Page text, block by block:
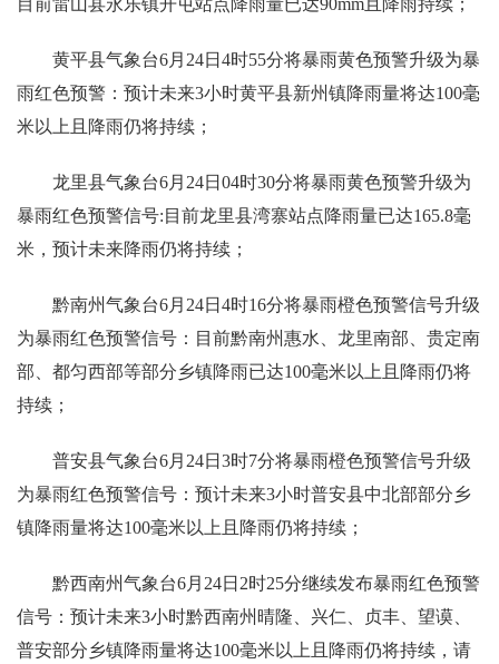
目前雷山县永乐镇开屯站点降雨量已达90mm且降雨持续；
黄平县气象台6月24日4时55分将暴雨黄色预警升级为暴
雨红色预警：预计未来3小时黄平县新州镇降雨量将达100毫
米以上且降雨仍将持续；
龙里县气象台6月24日04时30分将暴雨黄色预警升级为
暴雨红色预警信号:目前龙里县湾寨站点降雨量已达165.8毫
米，预计未来降雨仍将持续；
黔南州气象台6月24日4时16分将暴雨橙色预警信号升级
为暴雨红色预警信号：目前黔南州惠水、龙里南部、贵定南
部、都匀西部等部分乡镇降雨已达100毫米以上且降雨仍将
持续；
普安县气象台6月24日3时7分将暴雨橙色预警信号升级
为暴雨红色预警信号：预计未来3小时普安县中北部部分乡
镇降雨量将达100毫米以上且降雨仍将持续；
黔西南州气象台6月24日2时25分继续发布暴雨红色预警
信号：预计未来3小时黔西南州晴隆、兴仁、贞丰、望谟、
普安部分乡镇降雨量将达100毫米以上且降雨仍将持续，请